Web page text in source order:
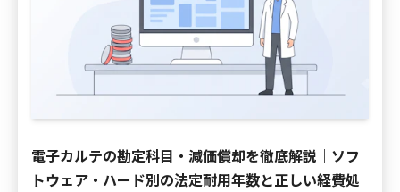
電子カルテの勘定科目・減価償却を徹底解説｜ソフ
トウェア・ハード別の法定耐用年数と正しい経費処